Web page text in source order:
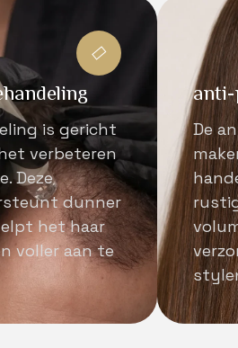
is gericht
verbeteren
Deze
dunner
het haar
voller aan te
anti-
De